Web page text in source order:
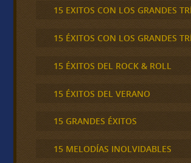
15 EXITOS CON LOS GRANDES
15 ÉXITOS CON LOS GRANDES
15 ÉXITOS DEL ROCK & ROLL
15 ÉXITOS DEL VERANO
15 GRANDES ÉXITOS
15 MELODÍAS INOLVIDABLES